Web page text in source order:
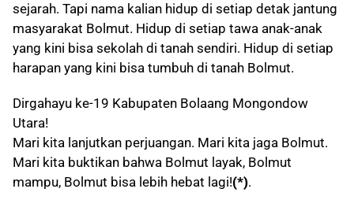
sejarah. Tapi nama kalian hidup di setiap detak jantung
masyarakat Bolmut. Hidup di setiap tawa anak-anak
yang kini bisa sekolah di tanah sendiri. Hidup di setiap
harapan yang kini bisa tumbuh di tanah Bolmut.
Dirgahayu ke-19 Kabupaten Bolaang Mongondow
Utara!
Mari kita lanjutkan perjuangan. Mari kita jaga Bolmut.
Mari kita buktikan bahwa Bolmut layak, Bolmut
mampu, Bolmut bisa lebih hebat lagi!(*).